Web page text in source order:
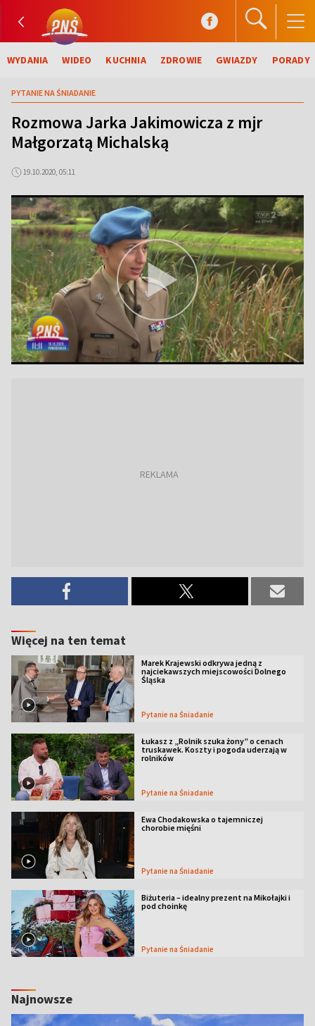
WYDANIA WIDEO KUCHNIA ZDROWIE GWIAZDY PORADY
PYTANIE NA ŚNIADANIE
Rozmowa Jarka Jakimowicza z mjr
Małgorzatą Michalską
19.10.2020, 05:11
Więcej na ten temat
Marek Krajewski odkrywa jedną z
najciekawszych miejscowości Dolnego
Śląska
Pytanie na Śniadanie
Łukasz z „Rolnik szuka żony” o cenach
truskawek. Koszty i pogoda uderzają w
rolników
Pytanie na Śniadanie
Ewa Chodakowska o tajemniczej
chorobie mięśni
Pytanie na Śniadanie
Biżuteria – idealny prezent na Mikołajki i
pod choinkę
Pytanie na Śniadanie
Najnowsze